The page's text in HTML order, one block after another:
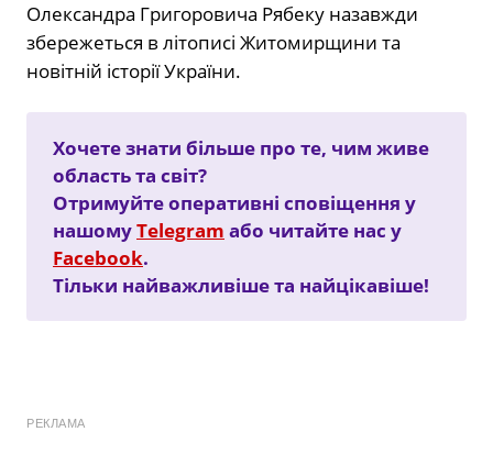
Олександра Григоровича Рябеку назавжди
збережеться в літописі Житомирщини та
новітній історії України.
Хочете знати більше про те, чим живе
область та світ?
Отримуйте оперативні сповіщення у
нашомуTelegram або читайте нас у
Facebook.
Тільки найважливіше та найцікавіше!
РЕКЛАМА